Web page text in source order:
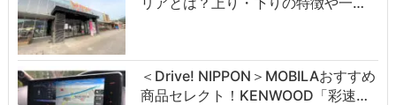
＜Drive! NIPPON＞MOBILAおすすめ
商品セレクト！KENWOOD「彩速…